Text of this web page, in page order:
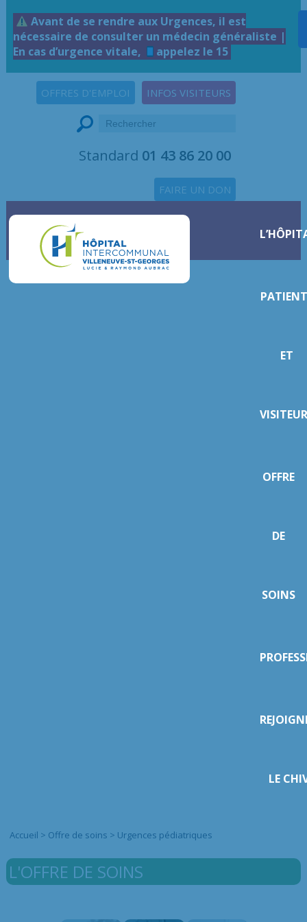
Avant de se rendre aux Urgences, il est
nécessaire de consulter un médecin généraliste |
En cas d’urgence vitale,
appelez le 15
INFOS VISITEURS
OFFRES D'EMPLOI
Standard 01 43 86 20 00
FAIRE UN DON
ET
OFFRE
DE
SOINS
LE
Accueil > Offre de soins > Urgences pédiatriques
L'OFFRE DE SOINS